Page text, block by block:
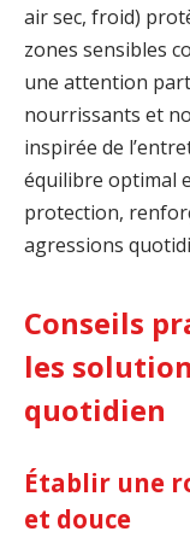
air sec, froid)
zones sensibles
une attention
nourrissants et
inspirée de
équilibre optimal
protection,
agressions
Conseils
les
quotidien
Établir une
et douce